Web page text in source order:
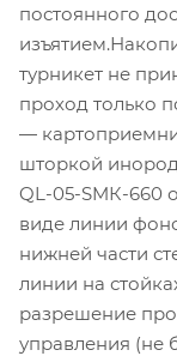
постоянного
турникет не
проход только
—
шторкой
QL-05-SMК-660
виде линии
нижней части
линии на
разрешение
управления (не